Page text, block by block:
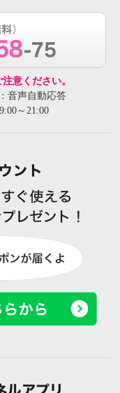
意ください。
音声自動応答
～21:00